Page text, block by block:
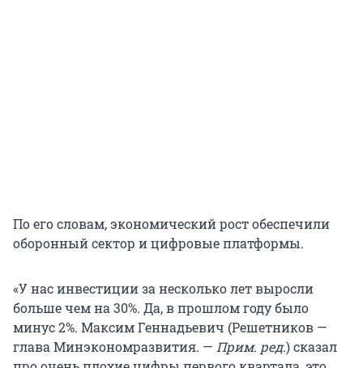
По его словам, экономический рост обеспечили
оборонный сектор и цифровые платформы.
«У нас инвестиции за несколько лет выросли
больше чем на 30%. Да, в прошлом году было
минус 2%. Максим Геннадьевич (Решетников —
глава Минэкономразвития. — Прим. ред.) сказал